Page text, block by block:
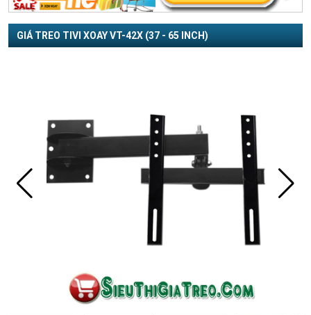
GIÁ TREO TIVI XOAY VT-42X (37 - 65 INCH)